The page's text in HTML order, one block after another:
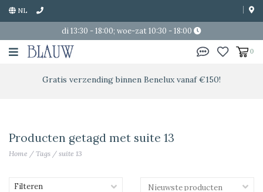
NL
di 13:30 - 18:00; woe-zat 10:30 - 18:00
0
Gratis verzending binnen Benelux vanaf €150!
Producten getagd met suite 13
Home / Tags / suite 13
Filteren